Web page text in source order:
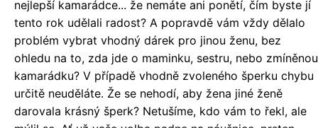
nejlepší kamarádce... že nemáte ani ponětí, čím byste jí
tento rok udělali radost? A popravdě vám vždy dělalo
problém vybrat vhodný dárek pro jinou ženu, bez
ohledu na to, zda jde o maminku, sestru, nebo zmíněnou
kamarádku? V případě vhodně zvoleného šperku chybu
určitě neuděláte. Že se nehodí, aby žena jiné ženě
darovala krásný šperk? Netušíme, kdo vám to řekl, ale